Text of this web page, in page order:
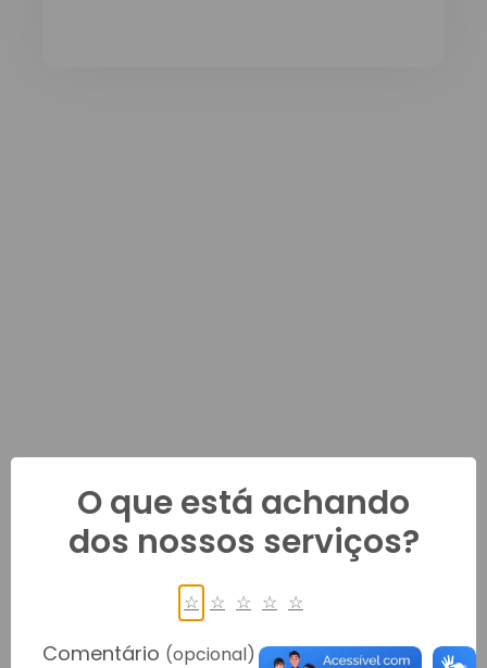
O que está achando
dos nossos serviços?
☆ ☆ ☆ ☆ ☆
Comentário (opcional)